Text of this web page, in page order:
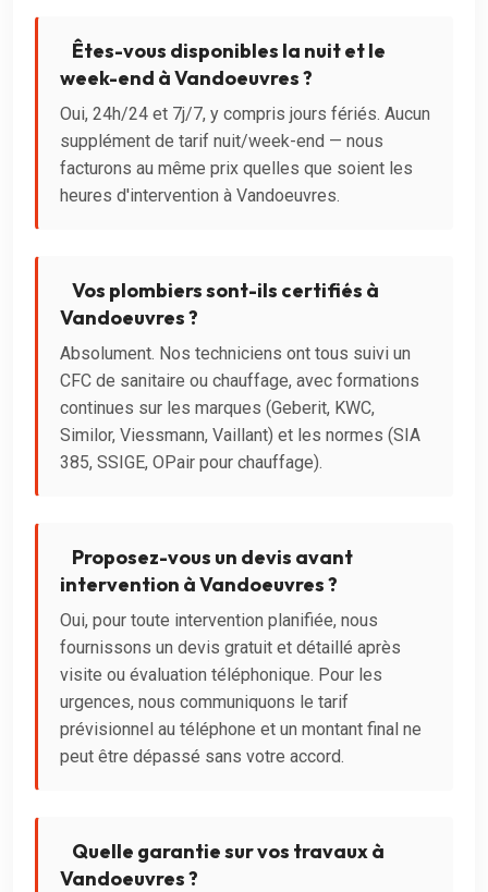
Êtes-vous disponibles la nuit et le
week-end à Vandoeuvres ?
Oui, 24h/24 et 7j/7, y compris jours fériés. Aucun
supplément de tarif nuit/week-end — nous
facturons au même prix quelles que soient les
heures d'intervention à Vandoeuvres.
Vos plombiers sont-ils certifiés à
Vandoeuvres ?
Absolument. Nos techniciens ont tous suivi un
CFC de sanitaire ou chauffage, avec formations
continues sur les marques (Geberit, KWC,
Similor, Viessmann, Vaillant) et les normes (SIA
385, SSIGE, OPair pour chauffage).
Proposez-vous un devis avant
intervention à Vandoeuvres ?
Oui, pour toute intervention planifiée, nous
fournissons un devis gratuit et détaillé après
visite ou évaluation téléphonique. Pour les
urgences, nous communiquons le tarif
prévisionnel au téléphone et un montant final ne
peut être dépassé sans votre accord.
Quelle garantie sur vos travaux à
Vandoeuvres ?